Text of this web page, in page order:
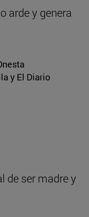
arde y genera
y El Diario
de ser madre y